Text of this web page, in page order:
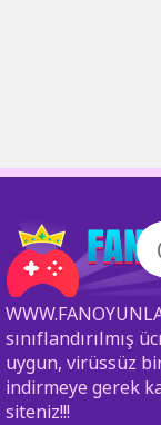
sınıflandırılmış
uygun, virüssüz
indirmeye gerek
siteniz!!!